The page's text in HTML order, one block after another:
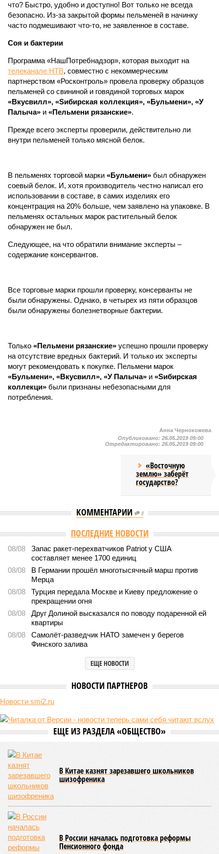
что? Быстро, удобно и доступно! Вот только не всегда
безопасно. Из-за закрытой формы пельменей в начинку
часто подмешивают что-то, не заявленное в составе.
Соя и бактерии
Программа «НашПотребнадзор», которая выходит на
телеканале НТВ, совместно с некоммерческим
партнерством «Росконтроль» провела проверку образцов
пельменей со свининой и говядиной торговых марок
«Вкусвилл», «Sибирская коллекция», «Бульмени», «У
Палыча» и «Пельмени рязанские».
Прежде всего эксперты проверили, действительно ли
внутри пельменей только мясной белок.
В пельменях торговой марки «Бульмени» был обнаружен
соевый белок. И, хотя производитель честно написал его
использовании в составе, в самих изделиях его
концентрация на 20% больше, чем заявлено на упаковке. В
пельменях остальных марок растительный белок
обнаружен не был.
Следующее, на что обратили внимание эксперты –
содержание консервантов.
Все торговые марки прошли проверку, консерванты не
были обнаружены. Однако, в четырех из пяти образцов
были обнаружены болезнетворные бактерии.
Только «Пельмени рязанские» успешно прошли проверку
на отсутствие вредных бактерий. И только их эксперты
могут рекомендовать к покупке. Пельмени марок
«Бульмени», «Вкусвилл», «У Палыча» и «Sибирская
коллекци» были признаны небезопасными для
потребления.
Анна Чернокожева
Опубликовано: 26.05.2019 09:00
Отредактировано: 26.05.2019 09:00
«Восточную
землю» заберёт
государство?
КОММЕНТАРИИ 0
Версия //Конфликт // Монополия вкладывалась-вкладывалась в
Монополия вкладывалась-вкладывалась в Армению и
довкладывалась
РЖД против своей страны
Монополия вкладывалась-вкладывалась в Армению и довкладывалась
Премьер закавказской республики Никол Пашинян заявил, что
его страна может потребовать у Москвы до 2 млрд долларов
ежегодно за аренду Южно-Кавказской железной дороги (ЮКЖД).
В настоящий момент та эксплуатируется «дочкой» ОАО «РЖД»,
причём исключительно за российский счёт. И в